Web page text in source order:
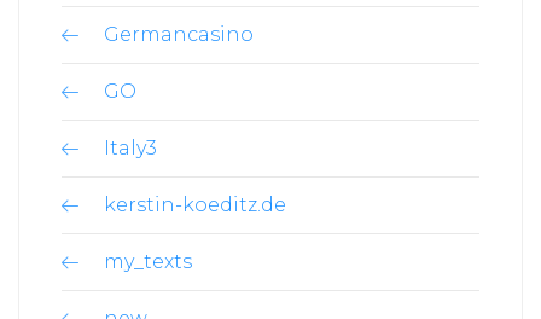
Germancasino
GO
Italy3
kerstin-koeditz.de
my_texts